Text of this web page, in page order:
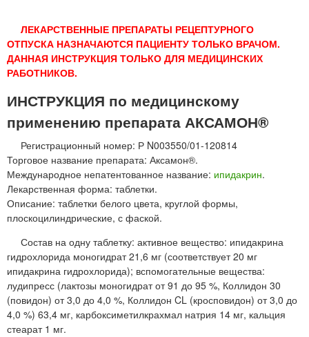
ЛЕКАРСТВЕННЫЕ ПРЕПАРАТЫ РЕЦЕПТУРНОГО
ОТПУСКА НАЗНАЧАЮТСЯ ПАЦИЕНТУ ТОЛЬКО ВРАЧОМ.
ДАННАЯ ИНСТРУКЦИЯ ТОЛЬКО ДЛЯ МЕДИЦИНСКИХ
РАБОТНИКОВ.
ИНСТРУКЦИЯ по медицинскому
применению препарата АКСАМОН®
Регистрационный номер: Р N003550/01-120814
Торговое название препарата: Аксамон®.
Международное непатентованное название: ипидакрин.
Лекарственная форма: таблетки.
Описание: таблетки белого цвета, круглой формы,
плоскоцилиндрические, с фаской.
Состав на одну таблетку: активное вещество: ипидакрина
гидрохлорида моногидрат 21,6 мг (соответствует 20 мг
ипидакрина гидрохлорида); вспомогательные вещества:
лудипресс (лактозы моногидрат от 91 до 95 %, Коллидон 30
(повидон) от 3,0 до 4,0 %, Коллидон CL (кросповидон) от 3,0 до
4,0 %) 63,4 мг, карбоксиметилкрахмал натрия 14 мг, кальция
стеарат 1 мг.